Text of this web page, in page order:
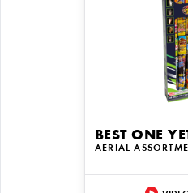
BEST ONE
AERIAL